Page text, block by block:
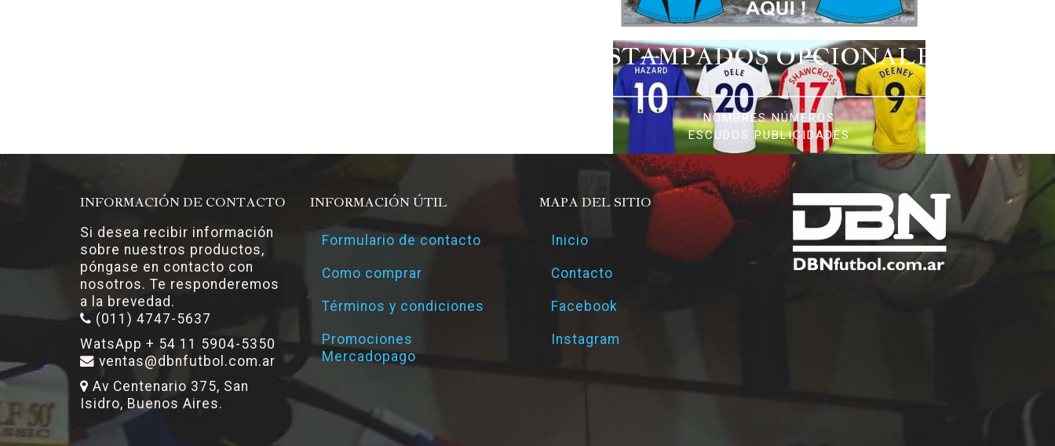
ESTAMPADOS OPCIONALES
NOMBRES NÚMEROS
ESCUDOS PUBLICIDADES
INFORMACIÓN DE CONTACTO
Si desea recibir información
sobre nuestros productos,
póngase en contacto con
nosotros. Te responderemos
a la brevedad.
(011) 4747-5637
WatsApp + 54 11 5904-5350
ventas@dbnfutbol.com.ar
Av Centenario 375, San
Isidro, Buenos Aires.
INFORMACIÓN ÚTIL
Formulario de contacto
Como comprar
Términos y condiciones
Promociones
Mercadopago
MAPA DEL SITIO
Inicio
Contacto
Facebook
Instagram